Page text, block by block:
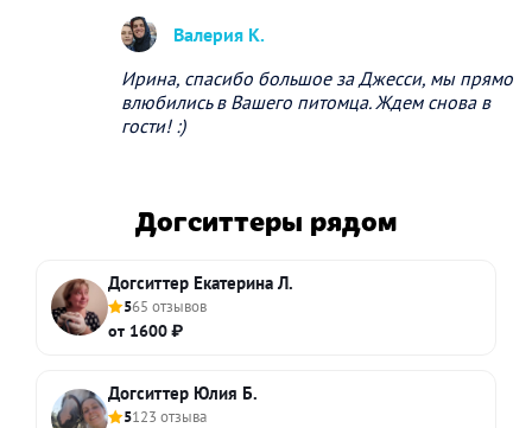
Валерия К.
Ирина, спасибо большое за Джесси, мы прямо
влюбились в Вашего питомца. Ждем снова в
гости! :)
Догситтеры рядом
Догситтер Екатерина Л.
565 отзывов
от 1600 ₽
Догситтер Юлия Б.
5123 отзыва